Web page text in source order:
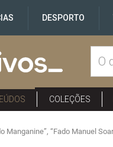
DESPORTO
COLEÇÕES
Manganine”, “Fado Manuel